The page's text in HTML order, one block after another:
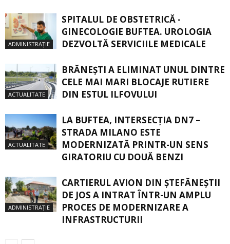
ADMINISTRAȚIE
SPITALUL DE OBSTETRICĂ -
GINECOLOGIE BUFTEA. UROLOGIA
DEZVOLTĂ SERVICIILE MEDICALE
ACTUALITATE
BRĂNEȘTI A ELIMINAT UNUL DINTRE
CELE MAI MARI BLOCAJE RUTIERE
DIN ESTUL ILFOVULUI
ACTUALITATE
LA BUFTEA, INTERSECŢIA DN7 –
STRADA MILANO ESTE
MODERNIZATĂ PRINTR-UN SENS
GIRATORIU CU DOUĂ BENZI
ADMINISTRAȚIE
CARTIERUL AVION DIN ŞTEFĂNEŞTII
DE JOS A INTRAT ÎNTR-UN AMPLU
PROCES DE MODERNIZARE A
INFRASTRUCTURII